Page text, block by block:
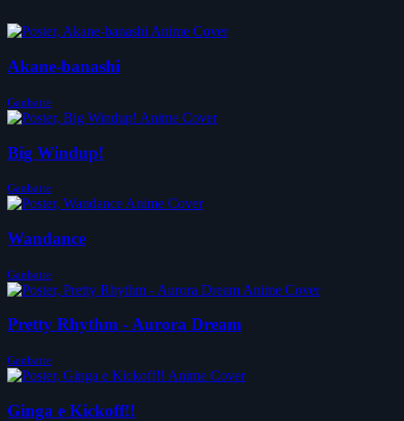
Akane-banashi
Ganbatte
Big Windup!
Ganbatte
Wandance
Ganbatte
Pretty Rhythm - Aurora Dream
Ganbatte
Ginga e Kickoff!!